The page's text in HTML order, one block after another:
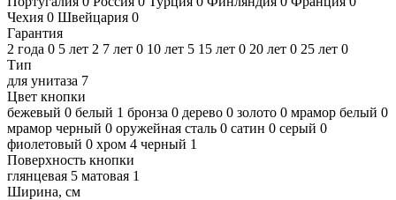
Чехия 0 Швейцария 0
Гарантия
2 года 0 5 лет 2 7 лет 0 10 лет 5 15 лет 0 20 лет 0 25 лет 0
Тип
для унитаза 7
Цвет кнопки
бежевый 0 белый 1 бронза 0 дерево 0 золото 0 мрамор белый 0
мрамор черный 0 оружейная сталь 0 сатин 0 серый 0
фиолетовый 0 хром 4 черный 1
Поверхность кнопки
глянцевая 5 матовая 1
Ширина, см